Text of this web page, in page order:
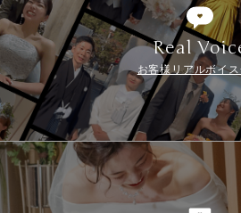
Real
お客様リアルボイ